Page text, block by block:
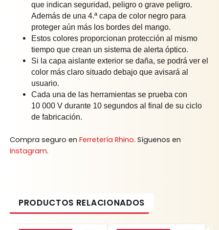
que indican seguridad, peligro o grave peligro.
Además de una 4.ª capa de color negro para
proteger aún más los bordes del mango.
Estos colores proporcionan protección al mismo
tiempo que crean un sistema de alerta óptico.
Si la capa aislante exterior se daña, se podrá ver el
color más claro situado debajo que avisará al
usuario.
Cada una de las herramientas se prueba con
10 000 V durante 10 segundos al final de su ciclo
de fabricación.
Compra seguro en Ferretería Rhino. Síguenos en
Instagram.
Original
Current Original
Current